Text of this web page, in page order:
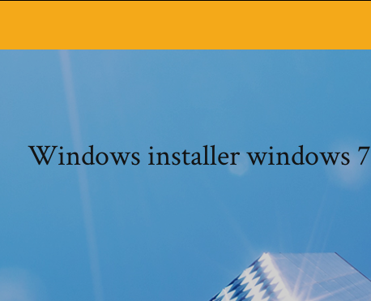
Windows installer windows 7